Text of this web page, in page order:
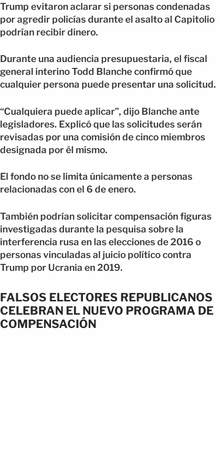
Trump evitaron aclarar si personas condenadas
por agredir policías durante el asalto al Capitolio
podrían recibir dinero.
Durante una audiencia presupuestaria, el fiscal
general interino Todd Blanche confirmó que
cualquier persona puede presentar una solicitud.
“Cualquiera puede aplicar”, dijo Blanche ante
legisladores. Explicó que las solicitudes serán
revisadas por una comisión de cinco miembros
designada por él mismo.
El fondo no se limita únicamente a personas
relacionadas con el 6 de enero.
También podrían solicitar compensación figuras
investigadas durante la pesquisa sobre la
interferencia rusa en las elecciones de 2016 o
personas vinculadas al juicio político contra
Trump por Ucrania en 2019.
FALSOS ELECTORES REPUBLICANOS
CELEBRAN EL NUEVO PROGRAMA DE
COMPENSACIÓN